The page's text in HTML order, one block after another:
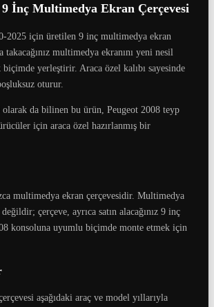
9 İnç Multimedya Ekran Çerçevesi
2025 için üretilen 9 inç multimedya ekran
takacağınız multimedya ekranını yeni nesil
yerleştirir. Araca özel kalıbı sayesinde
oturur.
olarak da bilinen bu ürün, Peugeot 2008 teyp
için araca özel hazırlanmış bir
multimedya ekran çerçevesidir. Multimedya
çerçeve, ayrıca satın alacağınız 9 inç
konsoluna uyumlu biçimde monte etmek için
aşağıdaki araç ve model yıllarıyla